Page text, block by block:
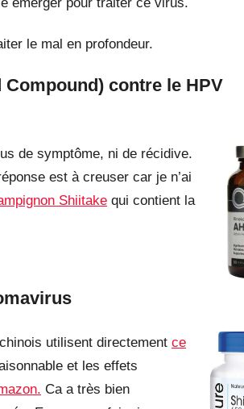
le mal en profondeur.
contre le HPV
de symptôme, ni de récidive.
est à creuser car je n’ai
Shiitake qui contient la
utilisent directement ce
et les effets
Ca a très bien